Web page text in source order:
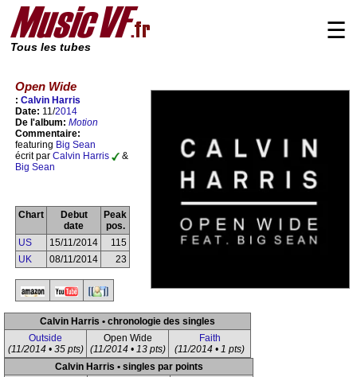
Tous les tubes
☰
Open Wide
: Calvin Harris
Date: 11/2014
De l'album: Motion
Commentaire:
featuring Big Sean
écrit par Calvin Harris
&
Big Sean
Chart
Debut
date
Peak
pos.
US
15/11/2014
115
UK
08/11/2014 23
Calvin Harris • chronologie des singles
Outside
(11/2014 • 35 pts)
Open Wide
(11/2014 • 13 pts)
Faith
(11/2014 • 1 pts)
Calvin Harris • singles par points